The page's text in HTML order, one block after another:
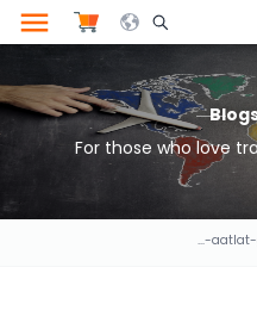
Search Opener Icon
For those who love
aarod-aatlat-gy-ty-ar